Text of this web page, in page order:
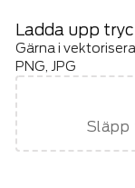
Ladda upp
Gärna i
PNG, JPG
Släpp